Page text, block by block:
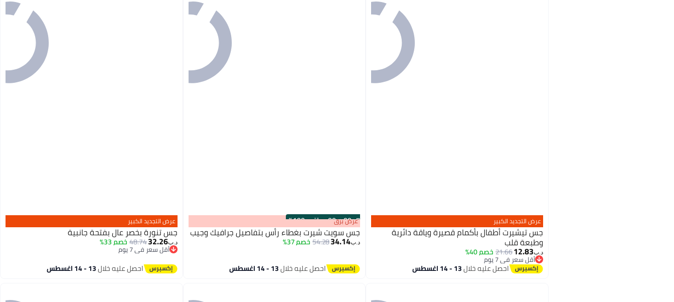
عرض التجديد الكبير
جس تيشيرت أطفال بأكمام قصيرة وياقة دائرية
وطبعة قلب
د.ب‏12.83
21.66خصم 40%
أقل سعر في 7 يوم
أقل سعر في 7 يوماحصل عليه خلال13 - 14 اغسطس
00m:00s
·باقي 100% عرض برق
جس سويت شيرت بغطاء رأس بتفاصيل جرافيك وجيب
د.ب‏34.14
54.28خصم 37%
احصل عليه خلال13 - 14 اغسطس
عرض التجديد الكبير
جس تنورة بخصر عالٍ بفتحة جانبية
د.ب‏32.26
48.74 خصم 33%
أقل سعر في 7 يوم
أقل سعر في 7 يوم
احصل عليه خلال13 - 14 اغسطس